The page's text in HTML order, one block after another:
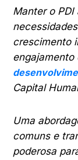
Manter o
crescimento
Capital
Uma
comuns e
poderosa